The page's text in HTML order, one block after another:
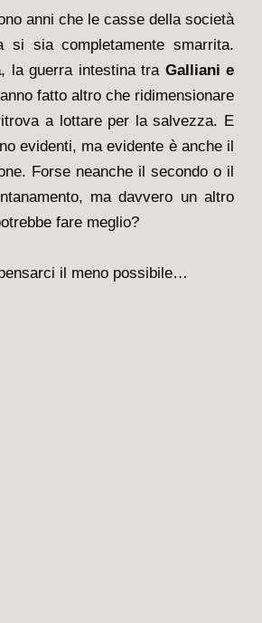
anni che le casse della società
sia completamente smarrita.
, la guerra intestina tra Galliani e
fatto altro che ridimensionare
a lottare per la salvezza. E
evidenti, ma evidente è anche il
Forse neanche il secondo o il
ma davvero un altro
fare meglio?
il meno possibile…